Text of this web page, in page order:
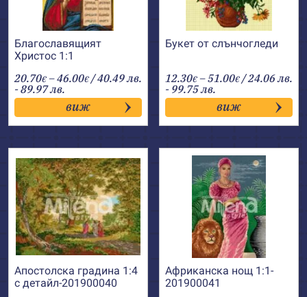
Благославящият
Христос 1:1
20.70€ –46.00€Price
range:
20.70€
through
46.00€
/ 40.49 лв.
- 89.97 лв.
виж
Букет от слънчогледи
12.30€ –51.00€Price
range:
12.30€
through
51.00€
/ 24.06 лв.
- 99.75 лв.
виж
Апостолска градина 1:4
с детайл-201900040
Африканска нощ 1:1-
201900041